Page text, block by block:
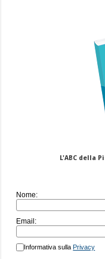
L'ABC della
Nome:
Email:
Informativa sulla Privacy